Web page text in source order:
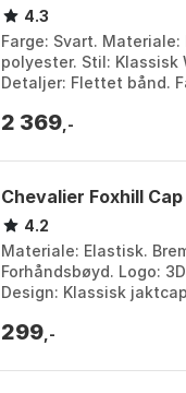
4.3
Farge: Svart.
polyester. Stil: Klassisk
Detaljer: Flettet bånd.
2 369 ,-
Chevalier Foxhill Cap
4.2
Materiale: Elastisk.
Forhåndsbøyd. Logo:
Design: Klassisk
299 ,-